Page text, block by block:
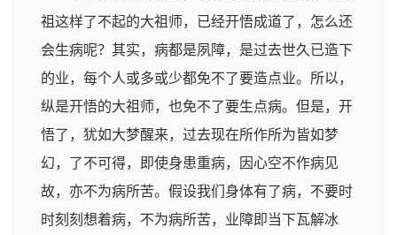
祖这样了不起的大祖师，已经开悟成道了，怎么还
会生病呢？其实，病都是夙障，是过去世久已造下
的业，每个人或多或少都免不了要造点业。所以，
纵是开悟的大祖师，也免不了要生点病。但是，开
悟了，犹如大梦醒来，过去现在所作所为皆如梦
幻，了不可得，即使身患重病，因心空不作病见
故，亦不为病所苦。假设我们身体有了病，不要时
时刻刻想着病，不为病所苦，业障即当下瓦解冰